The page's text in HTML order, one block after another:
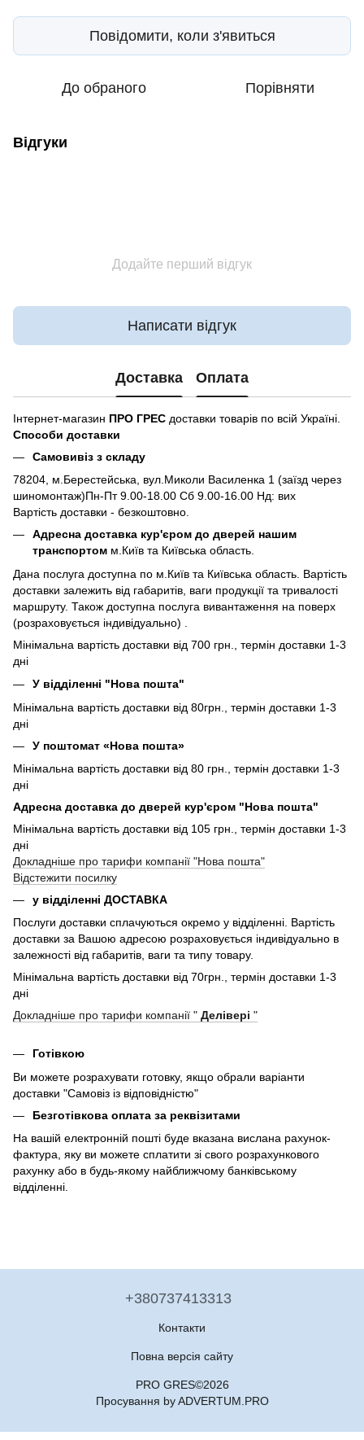
Повідомити, коли з'явиться
До обраного Порівняти
Відгуки
Додайте перший відгук
Написати відгук
Доставка Оплата
Інтернет-магазин ПРО ГРЕС доставки товарів по всій Україні.
Способи доставки
Самовивіз з складу
78204, м.Берестейська, вул.Миколи Василенка 1 (заїзд через
шиномонтаж)Пн-Пт 9.00-18.00 Сб 9.00-16.00 Нд: вих
Вартість доставки - безкоштовно.
Адресна доставка кур'єром до дверей нашим
транспортом м.Київ та Київська область.
Дана послуга доступна по м.Київ та Київська область. Вартість
доставки залежить від габаритів, ваги продукції та тривалості
маршруту. Також доступна послуга вивантаження на поверх
(розраховується індивідуально) .
Мінімальна вартість доставки від 700 грн., термін доставки 1-3
дні
У відділенні "Нова пошта"
Мінімальна вартість доставки від 80грн., термін доставки 1-3
дні
У поштомат «Нова пошта»
Мінімальна вартість доставки від 80 грн., термін доставки 1-3
дні
Адресна доставка до дверей кур'єром "Нова пошта"
Мінімальна вартість доставки від 105 грн., термін доставки 1-3
дні
Докладніше про тарифи компанії "Нова пошта"
Відстежити посилку
у відділенні ДОСТАВКА
Послуги доставки сплачуються окремо у відділенні. Вартість
доставки за Вашою адресою розраховується індивідуально в
залежності від габаритів, ваги та типу товару.
Мінімальна вартість доставки від 70грн., термін доставки 1-3
дні
Докладніше про тарифи компанії " Делівері "
Готівкою
Ви можете розрахувати готовку, якщо обрали варіанти
доставки "Самовіз із відповідністю"
Безготівкова оплата за реквізитами
На вашій електронній пошті буде вказана вислана рахунок-
фактура, яку ви можете сплатити зі свого розрахункового
рахунку або в будь-якому найближчому банківському
відділенні.
+380737413313
Контакти
Повна версія сайту
PRO GRES©2026
Просування by ADVERTUM.PRO